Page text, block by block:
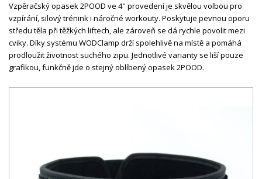
Vzpěračský opasek 2POOD ve 4" provedení je skvělou volbou pro
vzpírání, silový trénink i náročné workouty. Poskytuje pevnou oporu
středu těla při těžkých liftech, ale zároveň se dá rychle povolit mezi
cviky. Díky systému WODClamp drží spolehlivě na místě a pomáhá
prodloužit životnost suchého zipu. Jednotlivé varianty se liší pouze
grafikou, funkčně jde o stejný oblíbený opasek 2POOD.